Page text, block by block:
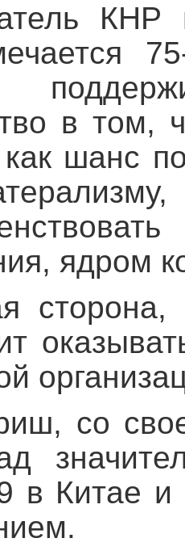
в том,
шанс
ядром
со
в Китае и